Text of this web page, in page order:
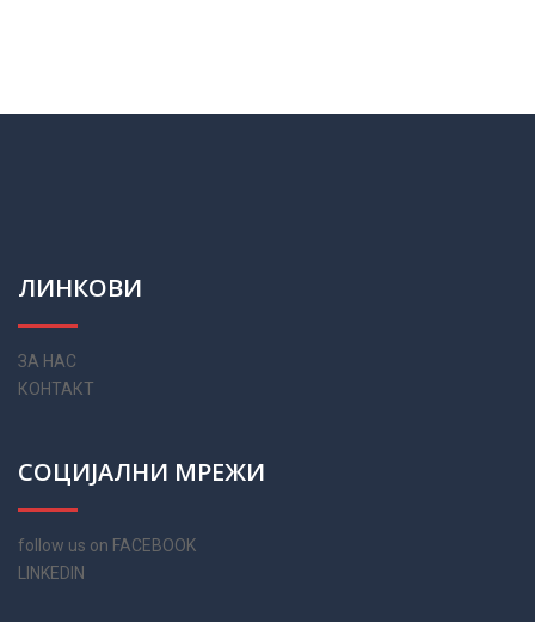
ЛИНКОВИ
ЗА НАС
КОНТАКТ
СОЦИЈАЛНИ МРЕЖИ
follow us on FACEBOOK
LINKEDIN